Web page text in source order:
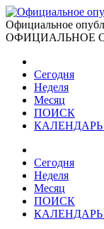
Официальное
ОФИЦИАЛЬНОЕ
Сегодня
Неделя
Месяц
ПОИСК
Сегодня
Неделя
Месяц
ПОИСК